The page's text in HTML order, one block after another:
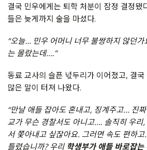
결국 민우에게는 퇴학 처분이 잠정 결정됐
들은 늦게까지 술을 마셨다.
“오늘… 민우 어머니 너무 불쌍하지 않던
는 몰랐는데….”
동료 교사의 슬픈 넋두리가 이어졌고, 결
많은 말이 터져 나왔다.
“만날 애들 잡아도 혼내고, 징계주고… 진
교가 무슨 경찰서도 아니고…. 솔직히 우리
서 쫓아내고 싶잖아요. 그러면 속도 편하
틀렸습니까? 우리 학생부가 애들 바로잡